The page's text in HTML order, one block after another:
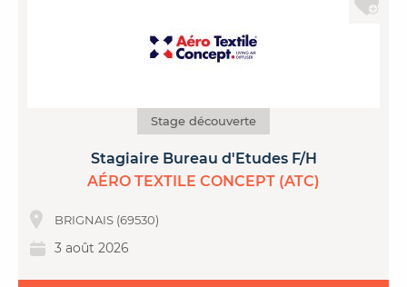
Stage découverte
Stagiaire Bureau d'Etudes F/H
AÉRO TEXTILE CONCEPT (ATC)
BRIGNAIS (69530)
3 août 2026